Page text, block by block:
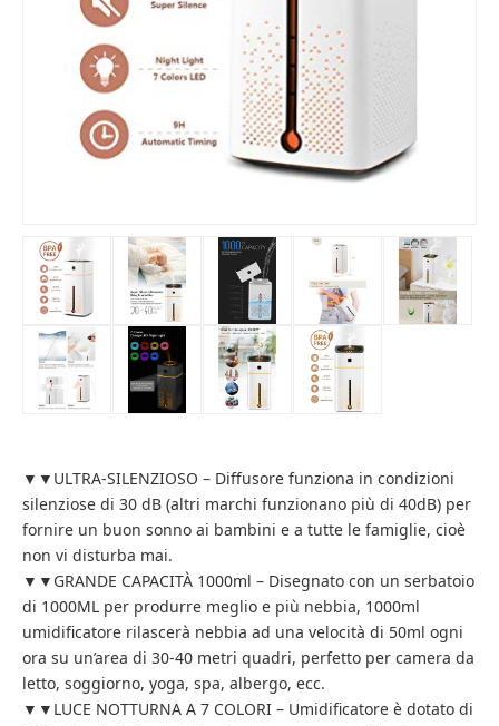
▼▼ULTRA-SILENZIOSO – Diffusore funziona in condizioni
silenziose di 30 dB (altri marchi funzionano più di 40dB) per
fornire un buon sonno ai bambini e a tutte le famiglie, cioè
non vi disturba mai.
▼▼GRANDE CAPACITÀ 1000ml – Disegnato con un serbatoio
di 1000ML per produrre meglio e più nebbia, 1000ml
umidificatore rilascerà nebbia ad una velocità di 50ml ogni
ora su un’area di 30-40 metri quadri, perfetto per camera da
letto, soggiorno, yoga, spa, albergo, ecc.
▼▼LUCE NOTTURNA A 7 COLORI – Umidificatore è dotato di